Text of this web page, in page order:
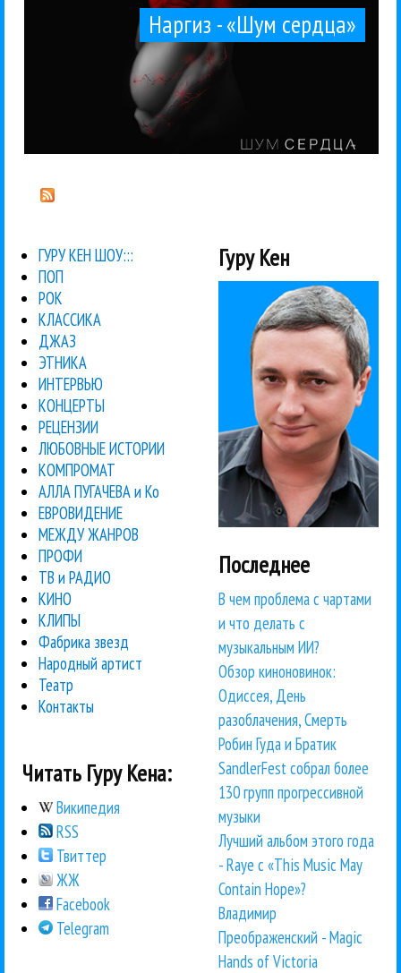
Наргиз - «Шум сердца»
ГУРУ КЕН ШОУ:::
ПОП
РОК
КЛАССИКА
ДЖАЗ
ЭТНИКА
ИНТЕРВЬЮ
КОНЦЕРТЫ
РЕЦЕНЗИИ
ЛЮБОВНЫЕ ИСТОРИИ
КОМПРОМАТ
АЛЛА ПУГАЧЕВА и Ко
ЕВРОВИДЕНИЕ
МЕЖДУ ЖАНРОВ
ПРОФИ
ТВ и РАДИО
КИНО
КЛИПЫ
Фабрика звезд
Народный артист
Театр
Контакты
Читать Гуру Кена:
Википедия
RSS
Твиттер
ЖЖ
Facebook
Telegram
Гуру Кен
Последнее
В чем проблема с чартами
и что делать с
музыкальным ИИ?
Обзор киноновинок:
Одиссея, День
разоблачения, Смерть
Робин Гуда и Братик
SandlerFest собрал более
130 групп прогрессивной
музыки
Лучший альбом этого года
- Raye с «This Music May
Contain Hope»?
Владимир
Преображенский - Magic
Hands of Victoria